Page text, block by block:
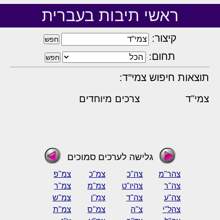
ראשי תיבות בעברית
קיצור:
תחום:
תוצאות חיפוש צמי"ד:
צמי"ד צרכים מיוחדים
גלישה לערכים סמוכים
צהר"מ צה"כ צמ"כ
צמ"פ
צה"ר
צהיו"ט צמ"מ
צמ"ר
צה"ע
צה"ד צָמָ"ן
צמ"ש
צהל"י
צ"ה צמ"ס
צמ"ת